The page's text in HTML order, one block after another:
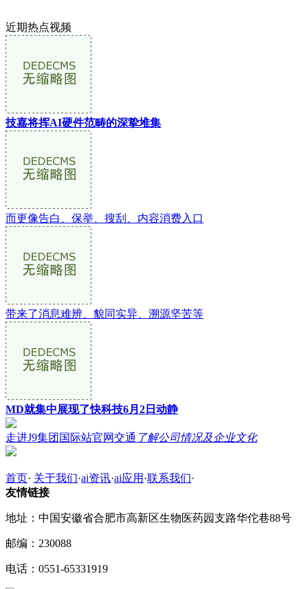
近期热点视频
技嘉将挥AI硬件范畴的深挚堆集
而更像告白、保举、搜刮、内容消费入口
带来了消息难辨、貌同实异、溯源坚苦等
MD就集中展现了快科技6月2日动静
走进J9集团国际站官网交通 了解公司情况及企业文化
首页· 关于我们·ai资讯·ai应用 ·联系我们·
友情链接
地址：中国安徽省合肥市高新区生物医药园支路华佗巷88号
邮编：230088
电话：0551-65331919